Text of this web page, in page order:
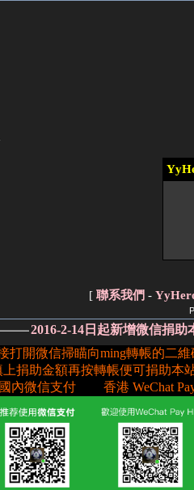
[ 聯系我們 -
2016-2-14日起新增微信捐助